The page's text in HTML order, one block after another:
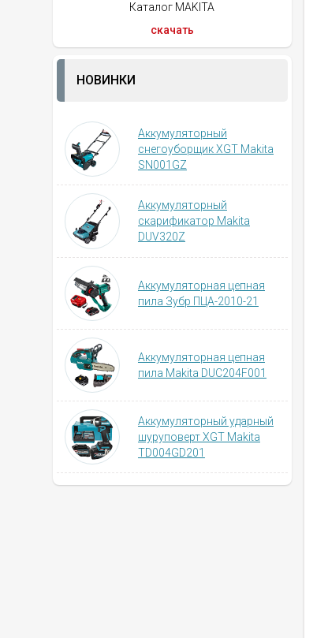
Каталог MAKITA
скачать
НОВИНКИ
Аккумуляторный
снегоуборщик XGT Makita
SN001GZ
Аккумуляторный
скарификатор Makita
DUV320Z
Аккумуляторная цепная
пила Зубр ПЦА-2010-21
Аккумуляторная цепная
пила Makita DUC204F001
Аккумуляторный ударный
шуруповерт XGT Makita
TD004GD201